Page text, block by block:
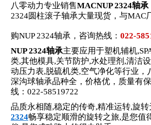
八零动力专业销售MACNUP 2324轴承
2324圆柱滚子轴承大量现货，与MAC
购NUP 2324轴承，咨询热线： 022-
NUP 2324轴承主要应用于塑机辅机
类,其他模具,关节防护,水处理剂,清洁
动压力表,脱硫机类,空气净化等行业，
深沟球轴承品种全，价格优，质量有
线：022-58519722
品质永相随,稳定的传奇,精准运转,旋
2324畅享稳定顺滑的旋转之旅,是您值